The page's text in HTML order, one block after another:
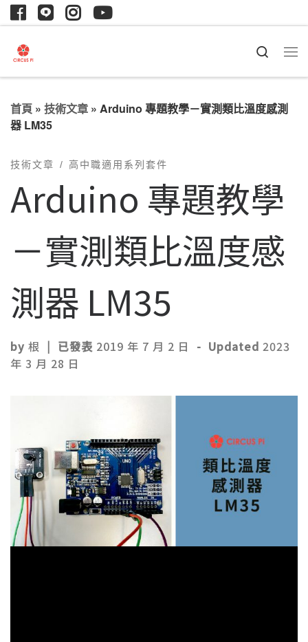
Search
首頁 » 技術文章 » Arduino 專題教學－實測類比溫度感測
器 LM35
技術文章 高中職適用系列套件
Arduino 專題教學
－實測類比溫度感
測器 LM35
by 根 | 已發表 2019 年 7 月 2 日 - Updated 2023
年 3 月 28 日